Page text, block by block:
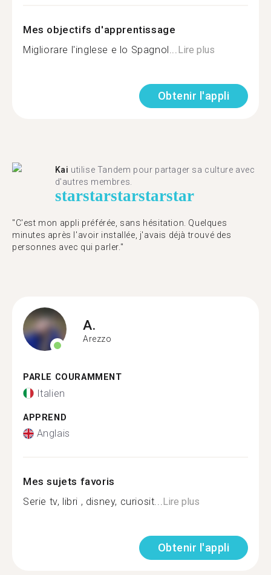
Mes objectifs d'apprentissage
Migliorare l'inglese e lo Spagnol...Lire plus
Obtenir l'appli
Kai utilise Tandem pour partager sa culture avec
d'autres membres.
starstarstarstarstar
"C'est mon appli préférée, sans hésitation. Quelques
minutes après l'avoir installée, j'avais déjà trouvé des
personnes avec qui parler."
A.
Arezzo
PARLE COURAMMENT
Italien
APPREND
Anglais
Mes sujets favoris
Serie tv, libri , disney, curiosit...Lire plus
Obtenir l'appli